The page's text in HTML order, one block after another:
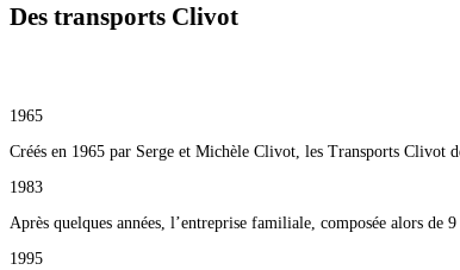
Des transports Clivot
1965
Créés en 1965 par Serge et Michèle Clivot, les Transports Clivot
1983
Après quelques années, l’entreprise familiale, composée alors de
1995